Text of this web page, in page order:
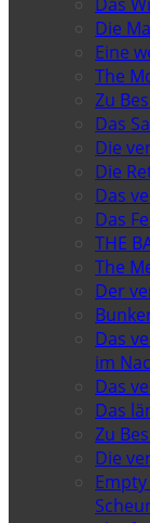
Die
Eine
The
Zu
Das
Die
Die
Das
Das
THE
The
Der
Das
im
Das
Das
Zu
Die